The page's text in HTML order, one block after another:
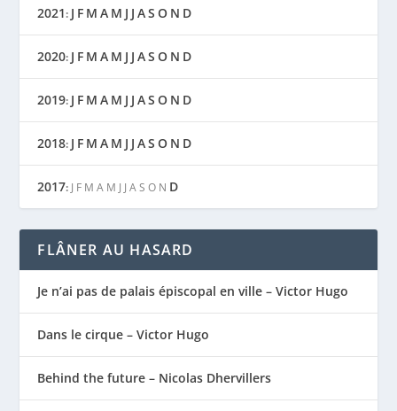
2021: J F M A M J J AS O N D
2020: J F M A M J J AS O N D
2019: J F M A M J J AS O N D
2018: J F M A M J J AS O N D
2017: J F M A M J J A S O N D
FLÂNER AU HASARD
Je n’ai pas de palais épiscopal en ville – Victor Hugo
Dans le cirque – Victor Hugo
Behind the future – Nicolas Dhervillers